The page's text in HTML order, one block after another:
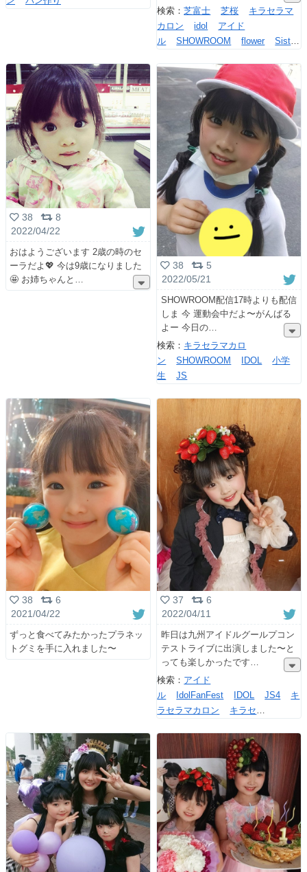
検索：芝富士 芝桜
キラセラマ
カロン
idol
アイド
ル
SHOWROOM flower
Sista
38
8
2022/04/22
おはようございます 2歳の時のセ
ーラだよ💖 今は9歳になりました
🤩 お姉ちゃんと
38
5
2022/05/21
SHOWROOM配信17時よりも配信
しま 今 運動会中だよ〜がんばる
よー 今日の
検索： キラセラマカロ
ン
SHOWROOM IDOL
小学
生
JS
38
6
2021/04/22
ずっと食べてみたかったプラネッ
トグミを手に入れました〜
37
6
2022/04/11
昨日は九州アイドルグールプコン
テストライブに出演しました〜と
っても楽しかったです
検索： アイド
ル
IdolFanFest IDOL JS4
キ
ラセラマカロン
キラセ
strawberry